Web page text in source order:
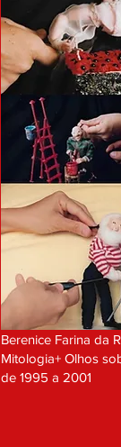
Berenice Farina da
Mitologia+ Olhos
de 1995 a 2001